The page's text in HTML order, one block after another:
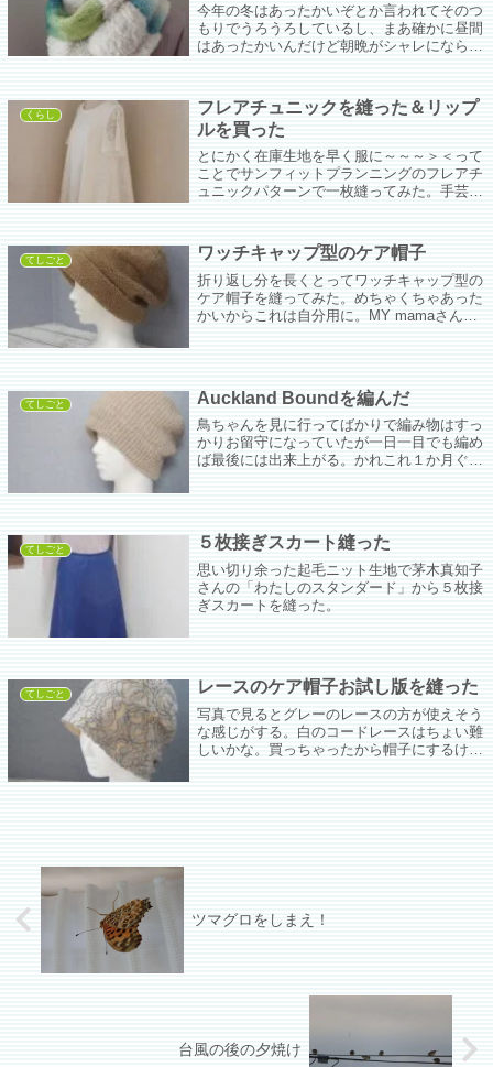
今年の冬はあったかいぞとか言われてそのつ
もりでうろうろしているし、まあ確かに昼間
はあったかいんだけど朝晩がシャレにならな
くらし
フレアチュニックを縫った＆リップ
ルを買った
とにかく在庫生地を早く服に～～～＞＜って
ことでサンフィットプランニングのフレアチ
ュニックパターンで一枚縫ってみた。手芸ナ
てしごと ワッチキャップ型のケア帽子
折り返し分を長くとってワッチキャップ型の
ケア帽子を縫ってみた。めちゃくちゃあった
かいからこれは自分用に。MY mamaさんで
てしごと Auckland Boundを編んだ
鳥ちゃんを見に行ってばかりで編み物はすっ
かりお留守になっていたが一日一目でも編め
ば最後には出来上がる。かれこれ１か月ぐら
てしごと ５枚接ぎスカート縫った
思い切り余った起毛ニット生地で茅木真知子
さんの「わたしのスタンダード」から５枚接
ぎスカートを縫った。
てしごと レースのケア帽子お試し版を縫った
写真で見るとグレーのレースの方が使えそう
な感じがする。白のコードレースはちょい難
しいかな。買っちゃったから帽子にするけど
ツマグロをしまえ！
台風の後の夕焼け